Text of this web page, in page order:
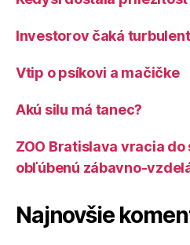
Investorov čaká
Vtip o psíkovi a mačičke
Akú silu má tanec?
ZOO Bratislava vracia do
obľúbenú zábavno-
Najnovšie